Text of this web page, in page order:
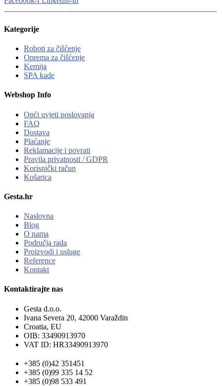
Kategorije
Roboti za čišćenje
Oprema za čišćenje
Kemija
SPA kade
Webshop Info
Opći uvjeti poslovanja
FAQ
Dostava
Plaćanje
Reklamacije i povrati
Pravila privatnosti / GDPR
Korisnički račun
Košarica
Gesta.hr
Naslovna
Blog
O nama
Područja rada
Proizvodi i usluge
Reference
Kontakt
Kontaktirajte nas
Gesta d.o.o.
Ivana Severa 20, 42000 Varaždin
Croatia, EU
OIB: 33490913970
VAT ID: HR33490913970
+385 (0)42 351451
+385 (0)99 335 14 52
+385 (0)98 533 491